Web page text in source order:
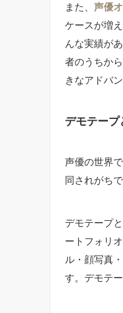
また、 声優
ケースが増
んな実績が
者のうちか
きなアドバ
デモテープ
声優の世界
同されがち
デモテープ
ートフォリ
ル・顔写真
す。デモテ